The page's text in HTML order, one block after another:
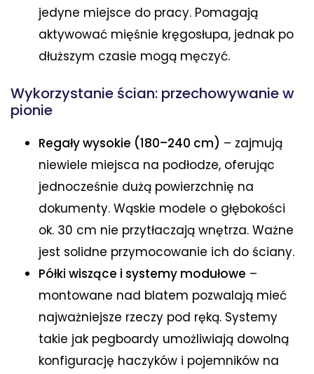
jedyne miejsce do pracy. Pomagają
aktywować mięśnie kręgosłupa, jednak po
dłuższym czasie mogą męczyć.
Wykorzystanie ścian: przechowywanie w
pionie
Regały wysokie (180–240 cm) – zajmują
niewiele miejsca na podłodze, oferując
jednocześnie dużą powierzchnię na
dokumenty. Wąskie modele o głębokości
ok. 30 cm nie przytłaczają wnętrza. Ważne
jest solidne przymocowanie ich do ściany.
Półki wiszące i systemy modułowe –
montowane nad blatem pozwalają mieć
najważniejsze rzeczy pod ręką. Systemy
takie jak pegboardy umożliwiają dowolną
konfigurację haczyków i pojemników na